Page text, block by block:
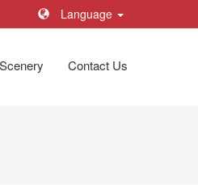
Language
Contact Us